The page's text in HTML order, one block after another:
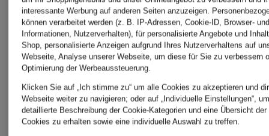
DONSJE
Klassische
& Boots
Pertini
interessante Werbung auf anderen Seiten anzuzeigen.
können verarbeitet werden (z. B. IP-Adressen, Cookie-ID, Browser-
Informationen, Nutzerverhalten), für personalisierte Angebote und
Shop, personalisierte Anzeigen aufgrund Ihres Nutzerverhaltens auf
Webseite, Analyse unserer Webseite, um diese für Sie zu verbessern
Optimierung der Werbeaussteuerung.
Klicken Sie auf „Ich stimme zu“ um alle Cookies zu akzeptieren und
Webseite weiter zu navigieren; oder auf „Individuelle Einstellungen“,
detaillierte Beschreibung der Cookie-Kategorien und eine Übersicht
Cookies zu erhalten sowie eine individuelle Auswahl zu treffen.